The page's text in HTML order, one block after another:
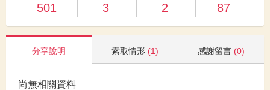
501 3 2 87
分享說明 索取情形 (1) 感謝留言 (0)
尚無相關資料